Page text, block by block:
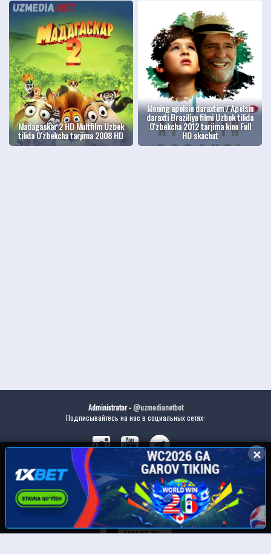
Madagaskar 2 HD Multfilm Uzbek
tilida O'zbekcha tarjima 2008 HD
Mening apelsin daraxtim / Apelsin
daraxti Braziliya filmi Uzbek tilida
O'zbekcha 2012 tarjima kino Full
HD skachat
Administrator -@uzmedianetbot
Подписывайтесь на нас в социальных сетях:
Скачайте наше приложение:
✕
✕